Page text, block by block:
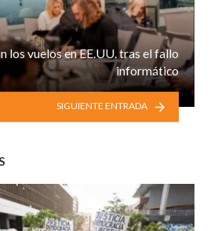
los vuelos en EE.UU. tras el fallo
informático
SIGUIENTE ENTRADA